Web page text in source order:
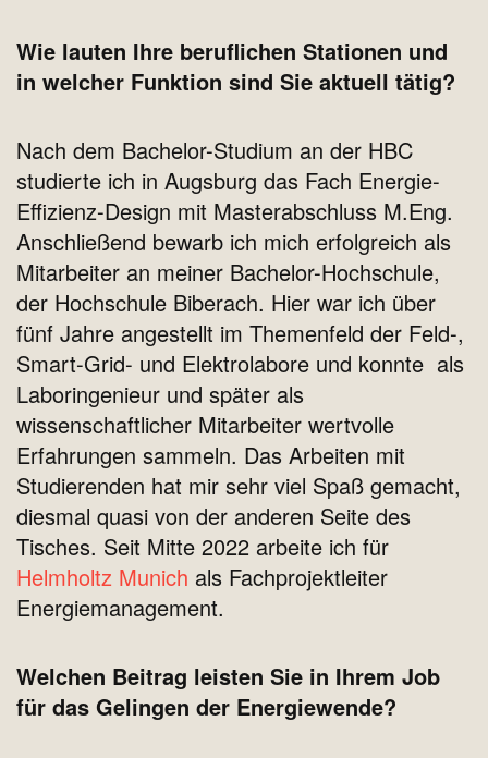
Wie lauten Ihre beruflichen Stationen und
in welcher Funktion sind Sie aktuell tätig?
Nach dem Bachelor-Studium an der HBC
studierte ich in Augsburg das Fach Energie-
Effizienz-Design mit Masterabschluss M.Eng.
Anschließend bewarb ich mich erfolgreich als
Mitarbeiter an meiner Bachelor-Hochschule,
der Hochschule Biberach. Hier war ich über
fünf Jahre angestellt im Themenfeld der Feld-,
Smart-Grid- und Elektrolabore und konnte als
Laboringenieur und später als
wissenschaftlicher Mitarbeiter wertvolle
Erfahrungen sammeln. Das Arbeiten mit
Studierenden hat mir sehr viel Spaß gemacht,
diesmal quasi von der anderen Seite des
Tisches. Seit Mitte 2022 arbeite ich für
Helmholtz Munich als Fachprojektleiter
Energiemanagement.
Welchen Beitrag leisten Sie in Ihrem Job
für das Gelingen der Energiewende?